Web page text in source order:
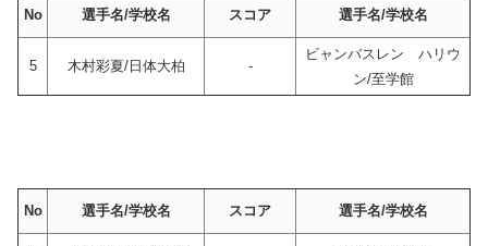
No 選手名/学校名 スコア 選手名/学校名
5 木村彩夏/日体大柏 -
ビャンバスレン ハリウ
ン/至学館
No 選手名/学校名 スコア 選手名/学校名